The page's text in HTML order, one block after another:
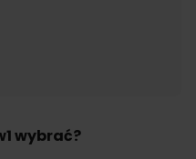
wybrać?